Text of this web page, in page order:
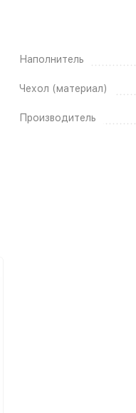
Наполнитель
Чехол (материал)
Производитель